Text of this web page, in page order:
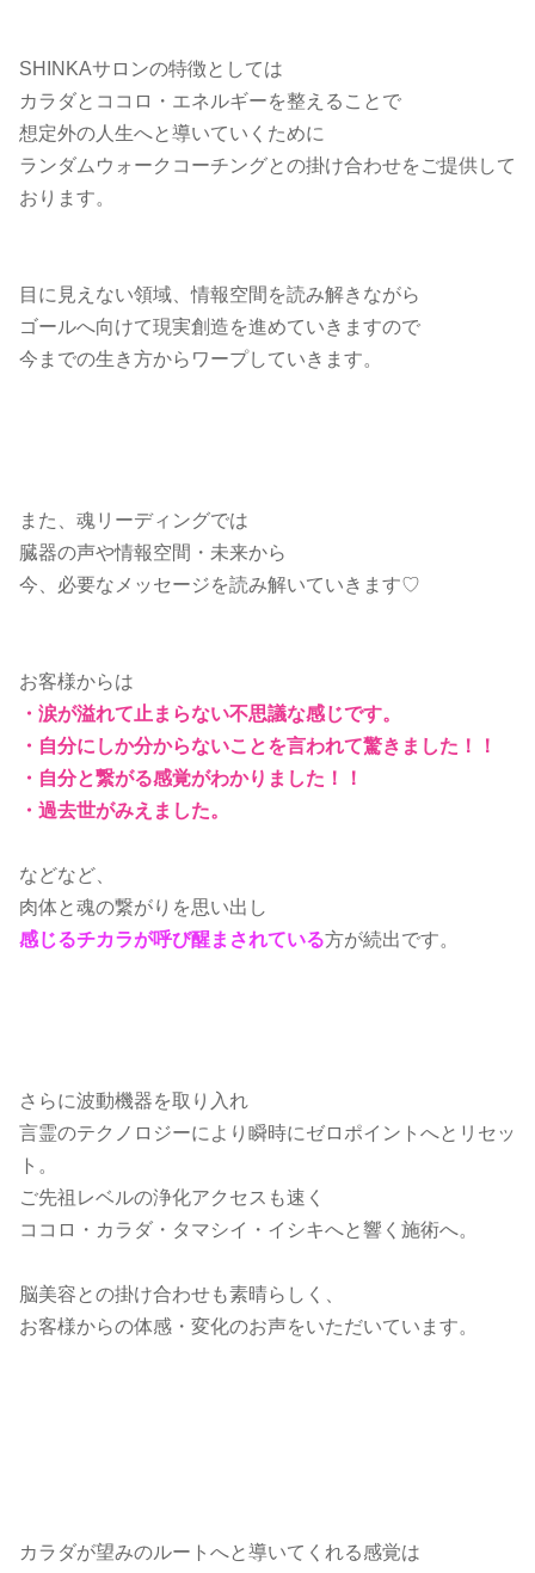
SHINKAサロンの特徴としては
カラダとココロ・エネルギーを整えることで
想定外の人生へと導いていくために
ランダムウォークコーチングとの掛け合わせをご提供して
おります。
目に見えない領域、情報空間を読み解きながら
ゴールへ向けて現実創造を進めていきますので
今までの生き方からワープしていきます。
また、魂リーディングでは
臓器の声や情報空間・未来から
今、必要なメッセージを読み解いていきます♡
お客様からは
・涙が溢れて止まらない不思議な感じです。
・自分にしか分からないことを言われて驚きました！！
・自分と繋がる感覚がわかりました！！
・過去世がみえました。
などなど、
肉体と魂の繋がりを思い出し
感じるチカラが呼び醒まされている方が続出です。
さらに波動機器を取り入れ
言霊のテクノロジーにより瞬時にゼロポイントへとリセッ
ト。
ご先祖レベルの浄化アクセスも速く
ココロ・カラダ・タマシイ・イシキへと響く施術へ。
脳美容との掛け合わせも素晴らしく、
お客様からの体感・変化のお声をいただいています。
カラダが望みのルートへと導いてくれる感覚は